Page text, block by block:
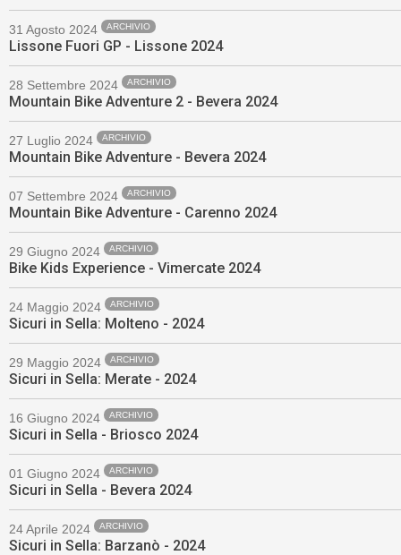
31 Agosto 2024 ARCHIVIO
Lissone Fuori GP - Lissone 2024
28 Settembre 2024 ARCHIVIO
Mountain Bike Adventure 2 - Bevera 2024
27 Luglio 2024 ARCHIVIO
Mountain Bike Adventure - Bevera 2024
07 Settembre 2024 ARCHIVIO
Mountain Bike Adventure - Carenno 2024
29 Giugno 2024 ARCHIVIO
Bike Kids Experience - Vimercate 2024
24 Maggio 2024 ARCHIVIO
Sicuri in Sella: Molteno - 2024
29 Maggio 2024 ARCHIVIO
Sicuri in Sella: Merate - 2024
16 Giugno 2024 ARCHIVIO
Sicuri in Sella - Briosco 2024
01 Giugno 2024 ARCHIVIO
Sicuri in Sella - Bevera 2024
24 Aprile 2024 ARCHIVIO
Sicuri in Sella: Barzanò - 2024